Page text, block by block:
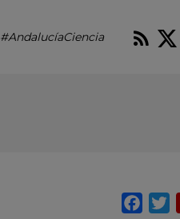
#AndalucíaCiencia RSS